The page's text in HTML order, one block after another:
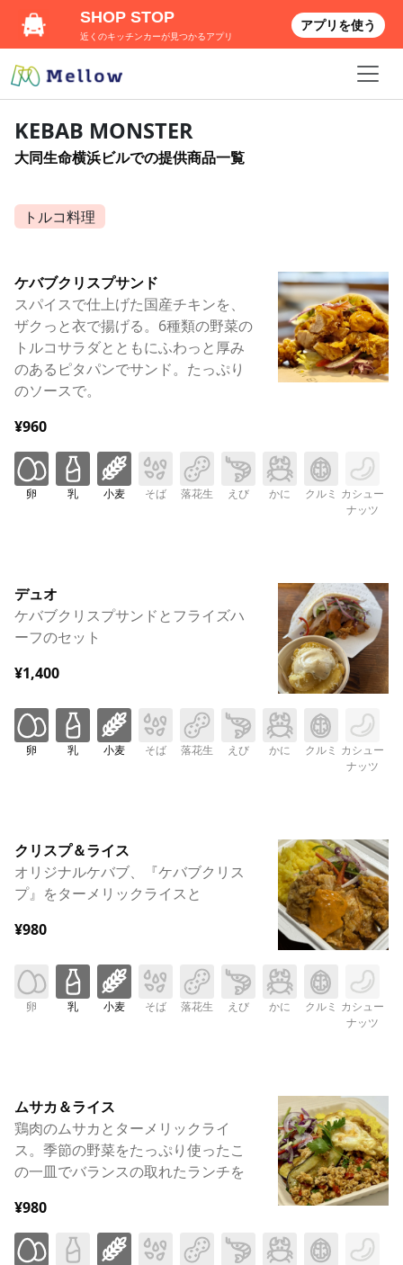
KEBAB MONSTER
大同生命横浜ビルでの提供商品一覧
トルコ料理
ケバブクリスプサンド
スパイスで仕上げた国産チキンを、
ザクっと衣で揚げる。6種類の野菜の
トルコサラダとともにふわっと厚み
のあるピタパンでサンド。たっぷり
のソースで。
¥960
卵 乳 小麦 そば 落花生 えび かに クルミ カシュー
ナッツ
デュオ
ケバブクリスプサンドとフライズハ
ーフのセット
¥1,400
卵 乳 小麦 そば 落花生 えび かに クルミ カシュー
ナッツ
クリスプ＆ライス
オリジナルケバブ、『ケバブクリス
プ』をターメリックライスと
¥980
卵 乳 小麦 そば 落花生 えび かに クルミ カシュー
ナッツ
ムサカ＆ライス
鶏肉のムサカとターメリックライ
ス。季節の野菜をたっぷり使ったこ
の一皿でバランスの取れたランチを
¥980
SHOP STOP
近くのキッチンカーが見つかるアプリ
アプリを使う